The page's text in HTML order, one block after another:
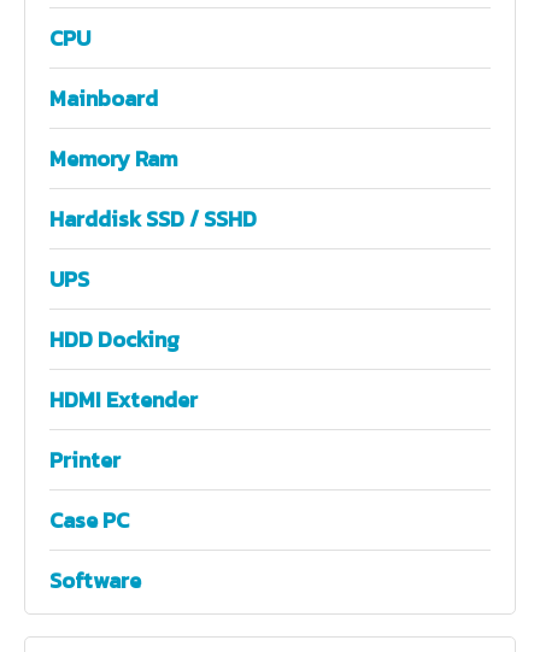
CPU
Mainboard
Memory Ram
Harddisk SSD / SSHD
UPS
HDD Docking
HDMI Extender
Printer
Case PC
Software